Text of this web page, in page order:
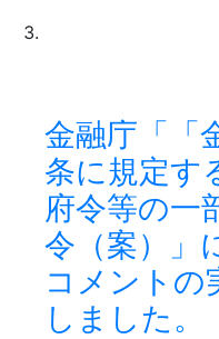
金融庁「「
条に規定す
府令等の一
令（案）」
コメントの
しました。